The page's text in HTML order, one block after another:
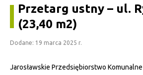
Przetarg ustny – ul.
(23,40 m2)
Dodane: 19 marca 2025 r.
Jarosławskie Przedsiębiorstwo Komunalne